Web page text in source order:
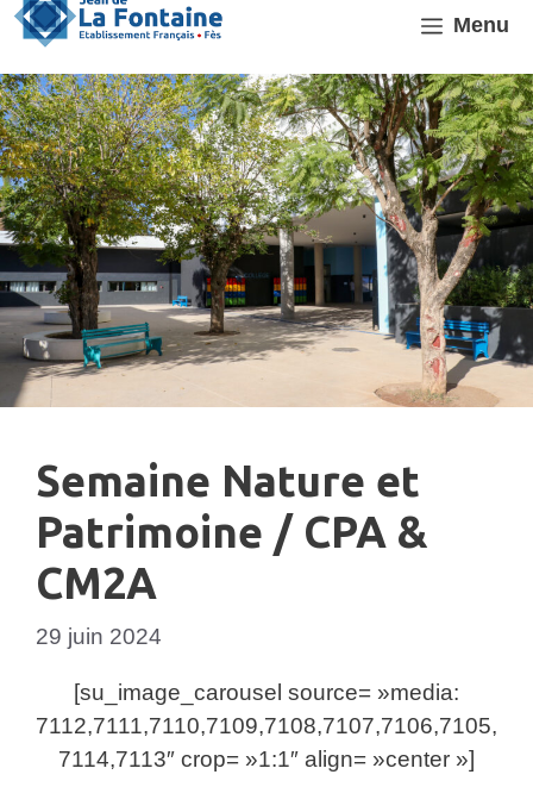
Aller
contenu
Menu
Semaine Nature et
Patrimoine / CPA &
CM2A
29 juin 2024
[su_image_carousel source= »media:
7112,7111,7110,7109,7108,7107,7106,7105,
7114,7113″ crop= »1:1″ align= »center »]